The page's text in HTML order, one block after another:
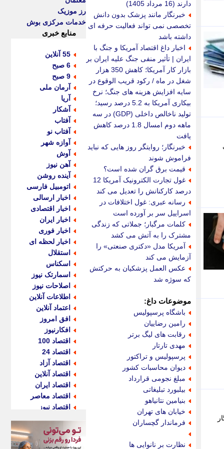
نبود. - 2 خبرنگار
دارند (16 مرداد 1405)
خبرنگار مانند پزشک بدون دانش
تخصصی نمی تواند فعالیت حرفه ای
داشته باشد
اخبار داغ اقتصاد آمریکا و جنگ با
ایران | تأثیر منفی جنگ علیه ایران بر
بازار کار آمریکا؛ کاهش 350 هزار
شغل در ماه / رکود قریب الوقوع در
سایه افزایش هزینه های جنگ؛ نرخ
بیکاری آمریکا به 5.2 درصد رسید؛
تولید ناخالص داخلی (GDP) در سه
ماهه دوم امسال 1.8 درصد کاهش
یافت
خبرنگار؛ روایتگر روز هایی که نباید
فراموش شوند
قیمت برق گران شده است؟
غول تجارت الکترونیک آمریکا 12
درصد کارکنانش را تعدیل می کند
رسانه عبری: غول اختلافات در
اسراییل سر بر آورده است
کلمات مرگبار؛ جملاتی که زندگی
مشترک را به آتش می کشد
آمریکا مدل «دکتری صنعتی» را
آزمایش می کند
عکس العمل پزشکیان به حرکتش
که سوژه شد
موضوعات داغ:
باشگاه پرسپولیس
رامین رضاییان
رقابت های لیگ برتر
مهدی تارتار
پرسپولیس و تراکتور
دیوان محاسبات کشور
مبلغ نجومی قرارداد
بیلبورد تبلیغاتی
بنیامین نتانیاهو
خیابان های تهران
فرماندار گچساران
نظارت بر نانوایی ها
رز موزیک
خدمات مرکزی بوش
منابع خبری
55 آنلاین
6 صبح
9 صبح
آرمان ملی
آریا
آشکار
آفتاب
آفتاب نو
آوازه شهر
آوش
آهن نیوز
آینده روشن
اتومبیل فارسی
اخبار ارسالی
اخبار اقتصادی
اخبار ایران
اخبار فوری
اخبار لحظه ای
استقلال
اسکناس
اسمارتک نیوز
اصلاحات نیوز
اطلاعات آنلاین
اعتماد آنلاین
افق امروز
افکارنیوز
اقتصاد 100
اقتصاد 24
اقتصاد آزاد
اقتصاد آنلاین
اقتصاد ایران
اقتصاد معاصر
اقتصاد نیوز
اکوفارس
اکونگار